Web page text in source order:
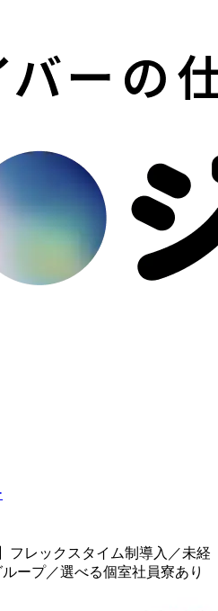
フレックスタイム制導入／未経
ープ／選べる個室社員寮あり